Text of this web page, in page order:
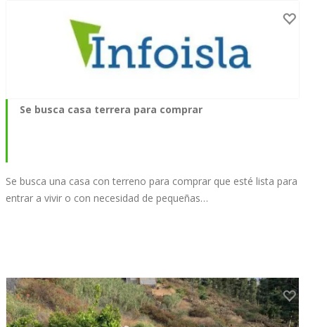
Se busca casa terrera para comprar
Se busca una casa con terreno para comprar que esté lista para
entrar a vivir o con necesidad de pequeñas…